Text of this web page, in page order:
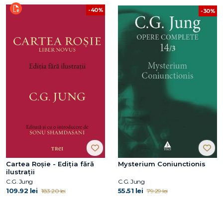
-40%
Cartea Roșie - Ediția fără
ilustrații
C.G. Jung
109.92 lei 183.20 lei
-30%
Mysterium Coniunctionis
C.G. Jung
55.51 lei 79.29 lei